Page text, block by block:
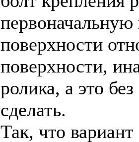
первоначальную
поверхности
поверхности,
ролика, а это
сделать.
Так, что